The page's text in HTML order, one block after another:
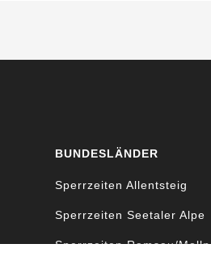
BUNDESLÄNDER
Sperrzeiten Allentsteig
Sperrzeiten Seetaler Alpe
Sperrzeiten Ramsau/Molln